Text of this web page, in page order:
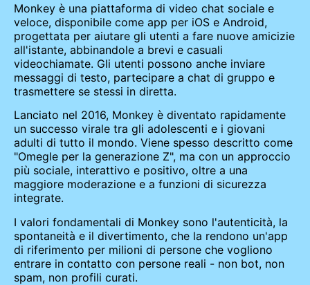
Monkey è una piattaforma di video chat sociale e
veloce, disponibile come app per iOS e Android,
progettata per aiutare gli utenti a fare nuove amicizie
all'istante, abbinandole a brevi e casuali
videochiamate. Gli utenti possono anche inviare
messaggi di testo, partecipare a chat di gruppo e
trasmettere se stessi in diretta.
Lanciato nel 2016, Monkey è diventato rapidamente
un successo virale tra gli adolescenti e i giovani
adulti di tutto il mondo. Viene spesso descritto come
"Omegle per la generazione Z", ma con un approccio
più sociale, interattivo e positivo, oltre a una
maggiore moderazione e a funzioni di sicurezza
integrate.
I valori fondamentali di Monkey sono l'autenticità, la
spontaneità e il divertimento, che la rendono un'app
di riferimento per milioni di persone che vogliono
entrare in contatto con persone reali - non bot, non
spam, non profili curati.